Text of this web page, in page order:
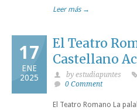
Leer más →
17
ENE
2025
El Teatro
Castellano
by estudiapuntes
0 Comment
El Teatro Romano La